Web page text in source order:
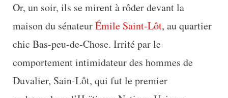
Or, un soir, ils se mirent à rôder devant la
maison du sénateurÉmile Saint-Lôt, au quartier
chic Bas-peu-de-Chose. Irrité par le
comportement intimidateur des hommes de
Duvalier, Sain-Lôt, qui fut le premier